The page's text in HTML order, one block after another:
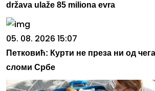
država ulaže 85 miliona evra
05. 08. 2026 15:07
Петковић: Курти не преза ни од
сломи Србе